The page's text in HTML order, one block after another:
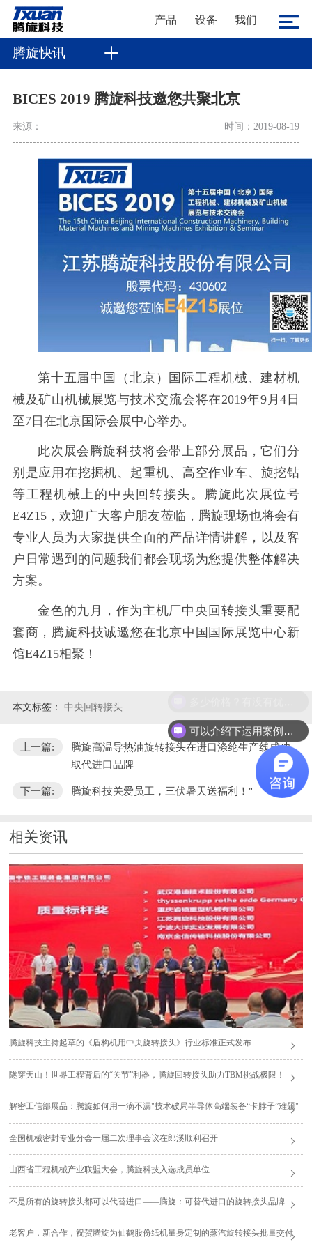
产品 设备 我们
腾旋快讯
BICES 2019 腾旋科技邀您共聚北京
来源： 时间：2019-08-19
第十五届中国（北京）国际工程机械、建材机
械及矿山机械展览与技术交流会将在2019年9月4日
至7日在北京国际会展中心举办。
此次展会腾旋科技将会带上部分展品，它们分
别是应用在挖掘机、起重机、高空作业车、旋挖钻
等工程机械上的中央回转接头。腾旋此次展位号
E4Z15，欢迎广大客户朋友莅临，腾旋现场也将会有
专业人员为大家提供全面的产品详情讲解，以及客
户日常遇到的问题我们都会现场为您提供整体解决
方案。
金色的九月，作为主机厂中央回转接头重要配
套商，腾旋科技诚邀您在北京中国国际展览中心新
馆E4Z15相聚！
本文标签： 中央回转接头
上一篇:
腾旋高温导热油旋转接头在进口涤纶生产线成功
取代进口品牌
下一篇: 腾旋科技关爱员工，三伏暑天送福利！"
相关资讯
腾旋科技主持起草的《盾构机用中央旋转接头》行业标准正式发布
隧穿天山！世界工程背后的“关节”利器，腾旋回转接头助力TBM挑战极限！
解密工信部展品：腾旋如何用一滴不漏"技术破局半导体高端装备“卡脖子”难题"
全国机械密封专业分会一届二次理事会议在郎溪顺利召开
山西省工程机械产业联盟大会，腾旋科技入选成员单位
不是所有的旋转接头都可以代替进口——腾旋：可替代进口的旋转接头品牌
老客户，新合作，祝贺腾旋为仙鹤股份纸机量身定制的蒸汽旋转接头批量交付